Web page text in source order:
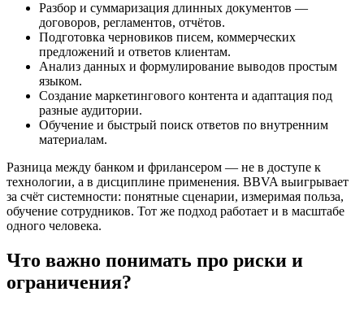
Разбор и суммаризация длинных документов —
договоров, регламентов, отчётов.
Подготовка черновиков писем, коммерческих
предложений и ответов клиентам.
Анализ данных и формулирование выводов простым
языком.
Создание маркетингового контента и адаптация под
разные аудитории.
Обучение и быстрый поиск ответов по внутренним
материалам.
Разница между банком и фрилансером — не в доступе к
технологии, а в дисциплине применения. BBVA выигрывает
за счёт системности: понятные сценарии, измеримая польза,
обучение сотрудников. Тот же подход работает и в масштабе
одного человека.
Что важно понимать про риски и
ограничения?